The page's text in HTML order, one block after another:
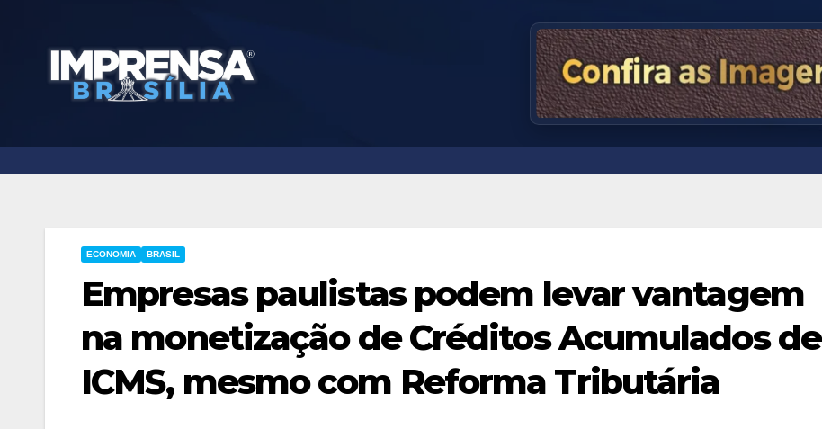
ECONOMIA BRASIL
Empresas paulistas podem levar vantagem
na monetização de Créditos Acumulados de
ICMS, mesmo com Reforma Tributária